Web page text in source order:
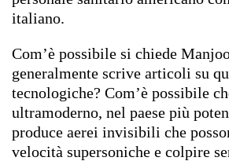
italiano.
Com’è possibile si chiede
generalmente scrive articoli su
tecnologiche? Com’è possibile
ultramoderno, nel paese più
produce aerei invisibili che
velocità supersoniche e colpire